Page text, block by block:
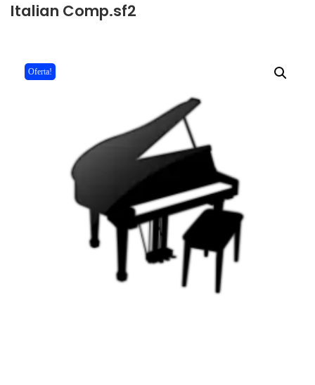
Italian Comp.sf2
Oferta!